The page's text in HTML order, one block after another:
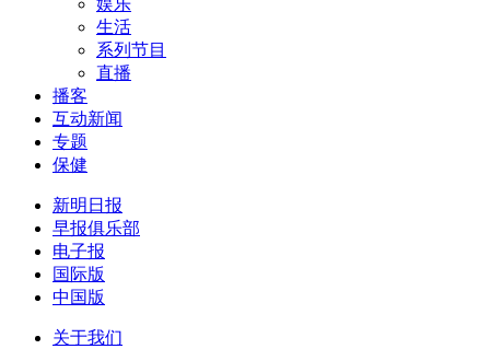
娱乐
生活
系列节目
直播
播客
互动新闻
专题
保健
新明日报
早报俱乐部
电子报
国际版
中国版
关于我们